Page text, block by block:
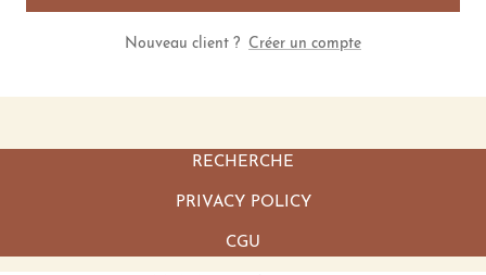
Nouveau client ? Créer un compte
RECHERCHE
PRIVACY POLICY
CGU